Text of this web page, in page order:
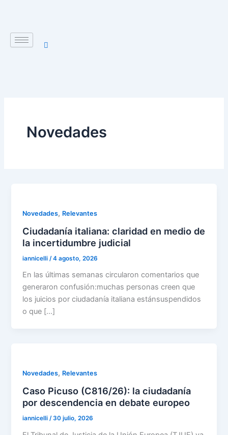
Novedades
Novedades, Relevantes
Ciudadanía italiana: claridad en medio de
la incertidumbre judicial
iannicelli /4 agosto, 2026
En las últimas semanas circularon comentarios que
generaron confusión:muchas personas creen que
los juicios por ciudadanía italiana estánsuspendidos
o que […]
Novedades, Relevantes
Caso Picuso (C816/26): la ciudadanía
por descendencia en debate europeo
iannicelli/30 julio, 2026